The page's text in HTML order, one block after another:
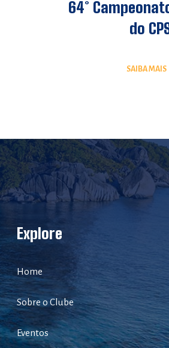
64°
do
SAIBA MAIS
Explore
Home
Sobre o Clube
Eventos